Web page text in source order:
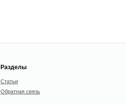
Разделы
Статьи
Обратная связь